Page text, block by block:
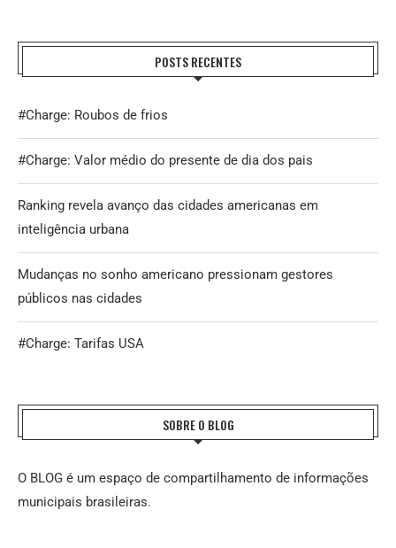
POSTS RECENTES
#Charge: Roubos de frios
#Charge: Valor médio do presente de dia dos pais
Ranking revela avanço das cidades americanas em
inteligência urbana
Mudanças no sonho americano pressionam gestores
públicos nas cidades
#Charge: Tarifas USA
SOBRE O BLOG
O BLOG é um espaço de compartilhamento de informações
municipais brasileiras.